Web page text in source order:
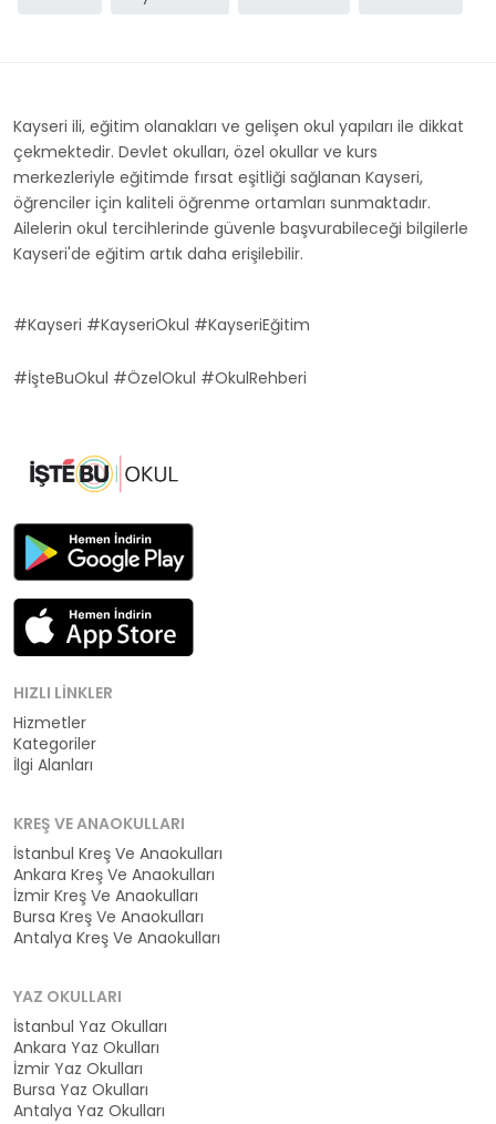
Kayseri ili, eğitim olanakları ve gelişen okul yapıları ile dikkat
çekmektedir. Devlet okulları, özel okullar ve kurs
merkezleriyle eğitimde fırsat eşitliği sağlanan Kayseri,
öğrenciler için kaliteli öğrenme ortamları sunmaktadır.
Ailelerin okul tercihlerinde güvenle başvurabileceği bilgilerle
Kayseri'de eğitim artık daha erişilebilir.
#Kayseri #KayseriOkul #KayseriEğitim
#İşteBuOkul #ÖzelOkul #OkulRehberi
HIZLI LINKLER
Hizmetler
Kategoriler
İlgi Alanları
KREŞ VE ANAOKULLARI
İstanbul Kreş Ve Anaokulları
Ankara Kreş Ve Anaokulları
İzmir Kreş Ve Anaokulları
Bursa Kreş Ve Anaokulları
Antalya Kreş Ve Anaokulları
YAZ OKULLARI
İstanbul Yaz Okulları
Ankara Yaz Okulları
İzmir Yaz Okulları
Bursa Yaz Okulları
Antalya Yaz Okulları